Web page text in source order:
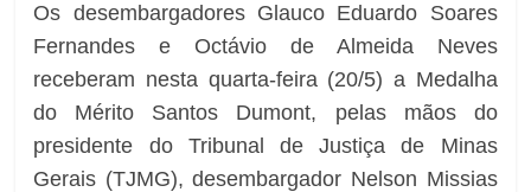
Os desembargadores Glauco Eduardo Soares
Fernandes e Octávio de Almeida Neves
receberam nesta quarta-feira (20/5) a Medalha
do Mérito Santos Dumont, pelas mãos do
presidente do Tribunal de Justiça de Minas
Gerais (TJMG), desembargador Nelson Missias